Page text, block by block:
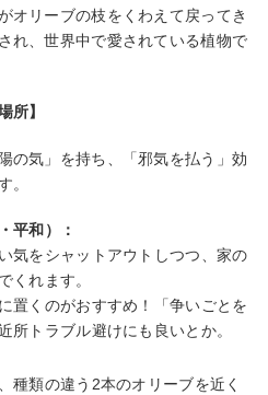
オリーブの枝をくわえて戻ってき
れ、世界中で愛されている植物で
所】
の気」を持ち、「邪気を払う」効
。
平和）：
気をシャットアウトしつつ、家の
くれます。
置くのがおすすめ！「争いごとを
所トラブル避けにも良いとか。
種類の違う2本のオリーブを近く